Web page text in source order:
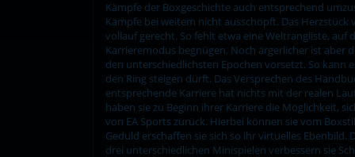
Kämpfe der Boxgeschichte auch entsprechend
Kämpfe bei weitem nicht ausschöpft. Das
vollauf gerecht. So fehlt etwa eine Weltrangliste,
Karrieremodus begnügen. Noch ärgerlicher ist aber
den unterschiedlichsten Epochen vorsetzt. So kann
den Ring steigen dürft. Das Versprechen des
entsprechende Karriere hat nichts mit der realen
haben sie zu Beginn ihrer Karriere die Möglichkeit,
von EA Sports zurück. Hierbei können sie vom
Geduld erschaffen sie sich so ihr virtuelles
drei unterschiedlichen Minispielen verbessern sie